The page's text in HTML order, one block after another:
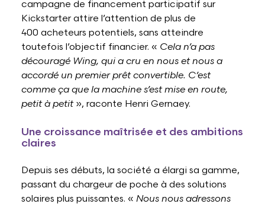
campagne de financement participatif sur
Kickstarter attire l’attention de plus de
400 acheteurs potentiels, sans atteindre
toutefois l’objectif financier. « Cela n’a pas
découragé Wing, qui a cru en nous et nous a
accordé un premier prêt convertible. C’est
comme ça que la machine s’est mise en route,
petit à petit», raconte Henri Gernaey.
Une croissance maîtrisée et des ambitions
claires
Depuis ses débuts, la société a élargi sa gamme,
passant du chargeur de poche à des solutions
solaires plus puissantes. « Nous nous adressons